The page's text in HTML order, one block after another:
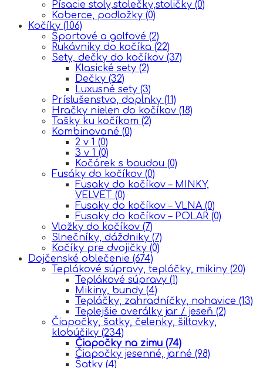
Písacie stoly,stolečky,stoličky (0)
Koberce, podložky (0)
Kočíky (106)
Športové a golfové (2)
Rukávniky do kočíka (22)
Sety, dečky do kočíkov (37)
Klasické sety (2)
Dečky (32)
Luxusné sety (3)
Príslušenstvo, doplnky (11)
Hračky nielen do kočíkov (18)
Tašky ku kočíkom (2)
Kombinované (0)
2 v 1 (0)
3 v 1 (0)
Kočárek s boudou (0)
Fusáky do kočíkov (0)
Fusaky do kočíkov – MINKY,
VELVET (0)
Fusaky do kočíkov – VLNA (0)
Fusaky do kočíkov – POLAR (0)
Vložky do kočíkov (7)
Slnečníky, dáždniky (7)
Kočíky pre dvojičky (0)
Dojčenské oblečenie (674)
Teplákové súpravy, tepláčky, mikiny (20)
Teplákové súpravy (1)
Mikiny, bundy (4)
Tepláčky, zahradníčky, nohavice (13)
Teplejšie overálky jar / jeseň (2)
Čiapočky, šatky, čelenky, šiltovky,
klobúčiky (234)
Čiapočky na zimu (74)
Čiapočky jesenné, jarné (98)
Šatky (4)